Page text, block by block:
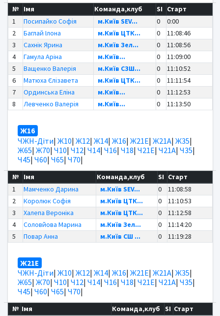
№ Імя Команда,клуб SI
Старт
1
Посипайко Софія м.Київ SEV... 0
0:00
2
Баглай Ілона м.Київ ЦТК... 0
11:08:46
3
Сахнік Ярина м.Київ Зел... 0
11:08:56
4
Гамула Аріна м.Київ... 0
11:09:00
5
Ващенко Валерія м.Київ СЗШ... 0
11:10:52
6
Матюха Єлізавета м.Київ ЦТК... 0
11:11:54
7
Ординська Еліна м.Київ... 0
11:12:53
8
Левченко Валерія м.Київ... 0 11:13:50
Ж16
ЧЖН-Діти| Ж10| Ж12| Ж14| Ж16| Ж21Е| Ж21А| Ж35|
Ж65| Ж70| Ч10| Ч12| Ч14| Ч16| Ч18| Ч21Е| Ч21А| Ч35|
Ч45| Ч60| Ч65| Ч70|
№ Імя Команда,клуб SI Старт
1
Мамченко Дарина м.Київ SEV... 0
11:08:58
2
Королюк Софія м.Київ ЦТК... 0
11:10:53
3
Халепа Вероніка м.Київ ЦТК... 0
11:12:58
4
Соловйова Марина м.Київ Зел... 0
11:14:20
5
Повар Анна м.Київ СШ ... 0 11:19:28
Ж21Е
ЧЖН-Діти| Ж10| Ж12| Ж14| Ж16| Ж21Е| Ж21А| Ж35|
Ж65| Ж70| Ч10| Ч12| Ч14| Ч16| Ч18| Ч21Е| Ч21А| Ч35|
Ч45| Ч60| Ч65| Ч70|
№ Імя Команда,клуб SI Старт